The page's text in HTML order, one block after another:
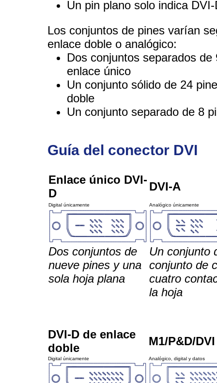
Un pin plano solo indica DVI-
Los conjuntos de pines varían
enlace doble o analógico:
Dos conjuntos separados
enlace único
Un conjunto sólido de 24
doble
Un conjunto separado de 8
Guía del conector DVI
Enlace único DVI-
D
DVI-A
Digital únicamente Analógico únicamente
Dos conjuntos de
nueve pines y una
sola hoja plana
Un conjunto
conjunto de
cuatro
la hoja
DVI-D de enlace
doble
M1/P&D/
Digital únicamente Analógico, digital y datos